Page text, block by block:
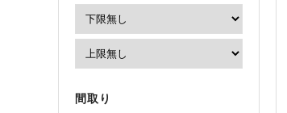
間取り